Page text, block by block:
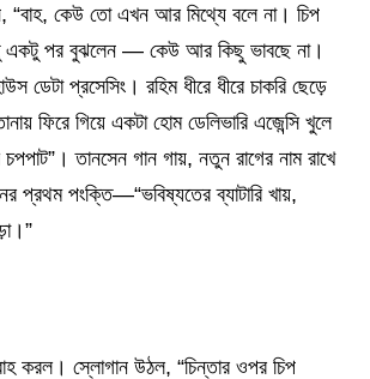
“বাহ, কেউ তো এখন আর মিথ্যে বলে না। চিপ
একটু পর বুঝলেন — কেউ আর কিছু ভাবছে না।
ডেটা প্রসেসিং। রহিম ধীরে ধীরে চাকরি ছেড়ে
ফিরে গিয়ে একটা হোম ডেলিভারি এজেন্সি খুলে
চপপাট”। তানসেন গান গায়, নতুন রাগের নাম রাখে
প্রথম পংক্তি—“ভবিষ্যতের ব্যাটারি খায়,
করল। স্লোগান উঠল, “চিন্তার ওপর চিপ